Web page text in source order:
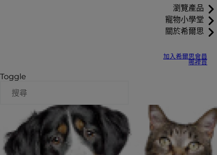
瀏覽產品
寵物小學堂
關於希爾思
加入希爾思會員
哪裡買
Toggle